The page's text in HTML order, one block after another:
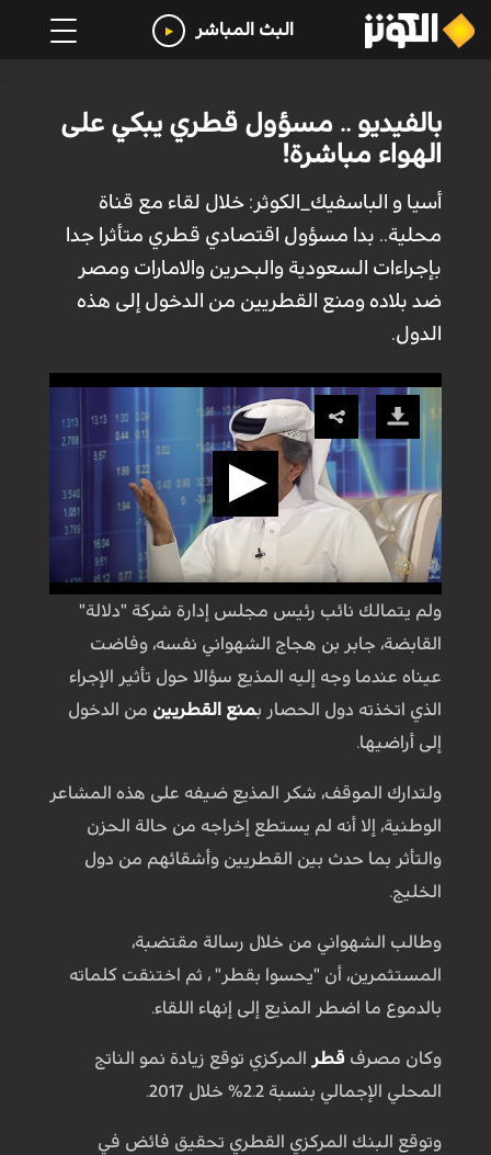
البث المباشر
بالفيديو .. مسؤول قطري يبكي على
الهواء مباشرة!
أسيا و الباسفيك_الكوثر: خلال لقاء مع قناة
محلية.. بدا مسؤول اقتصادي قطري متأثرا جدا
بإجراءات السعودية والبحرين والامارات ومصر
ضد بلاده ومنع القطريين من الدخول إلى هذه
الدول.
ولم يتمالك نائب رئيس مجلس إدارة شركة "دلالة"
القابضة، جابر بن هجاج الشهواني نفسه، وفاضت
عيناه عندما وجه إليه المذيع سؤالا حول تأثير الإجراء
الذي اتخذته دول الحصار بمنع القطريين من الدخول
إلى أراضيها.
ولتدارك الموقف، شكر المذيع ضيفه على هذه المشاعر
الوطنية، إلا أنه لم يستطع إخراجه من حالة الحزن
والتأثر بما حدث بين القطريين وأشقائهم من دول
الخليج.
وطالب الشهواني من خلال رسالة مقتضبة،
المستثمرين، أن "يحسوا بقطر" ، ثم اختنقت كلماته
بالدموع ما اضطر المذيع إلى إنهاء اللقاء.
وكان مصرف قطر
المركزي توقع زيادة نمو الناتج
المحلي الإجمالي بنسبة 2.2% خلال 2017.
وتوقع البنك المركزي القطري تحقيق فائض في